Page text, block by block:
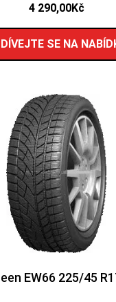
4 290,00Kč
SE NA
EW66 225/45